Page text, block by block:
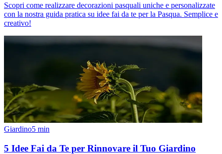
Scopri come realizzare decorazioni pasquali uniche e personalizzate
con la nostra guida pratica su idee fai da te per la Pasqua. Semplice e
creativo!
Giardino5 min
5 Idee Fai da Te per Rinnovare il Tuo Giardino